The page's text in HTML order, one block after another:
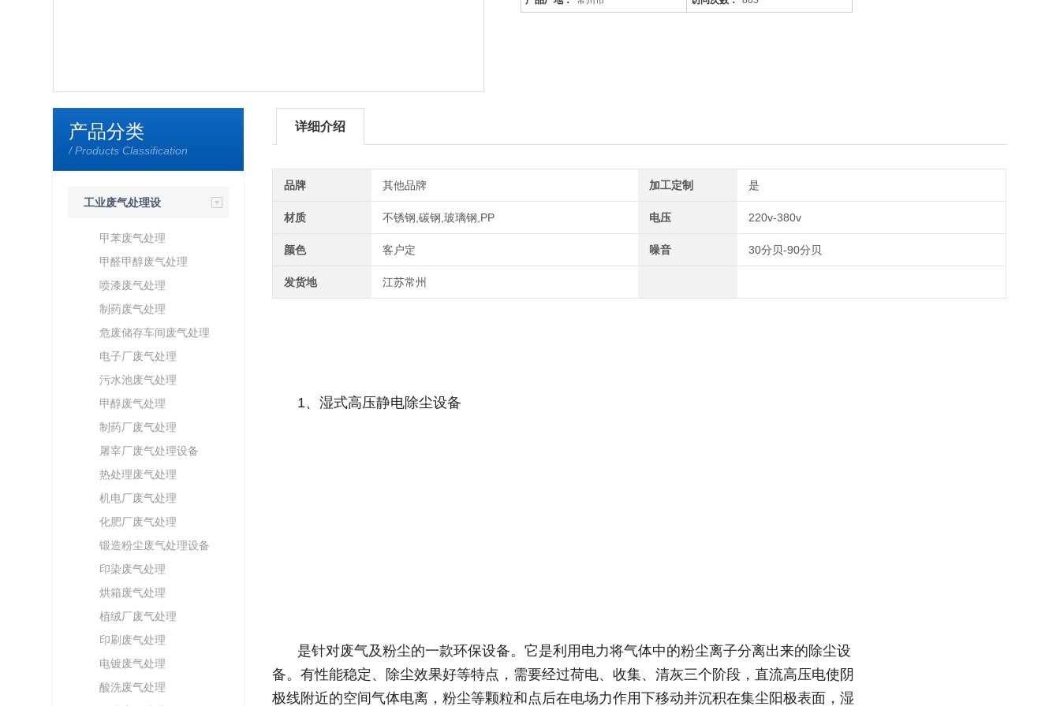
产品分类
/ Products Classification
工业废气处理设
甲苯废气处理
甲醛甲醇废气处理
喷漆废气处理
制药废气处理
危废储存车间废气处理
电子厂废气处理
污水池废气处理
甲醇废气处理
制药厂废气处理
屠宰厂废气处理设备
热处理废气处理
机电厂废气处理
化肥厂废气处理
锻造粉尘废气处理设备
印染废气处理
烘箱废气处理
植绒厂废气处理
印刷废气处理
电镀废气处理
酸洗废气处理
详细介绍
品牌 其他品牌 加工定制 是
材质 不锈钢,碳钢,玻璃钢,PP 电压 220v-380v
颜色 客户定 噪音 30分贝-90分贝
发货地 江苏常州
1、湿式高压静电除尘设备
是针对废气及粉尘的一款环保设备。它是利用电力将气体中的粉尘离子分离出来的除尘设
备。有性能稳定、除尘效果好等特点，需要经过荷电、收集、清灰三个阶段，直流高压电使阴
极线附近的空间气体电离，粉尘等颗粒和点后在电场力作用下移动并沉积在集尘阳极表面，湿